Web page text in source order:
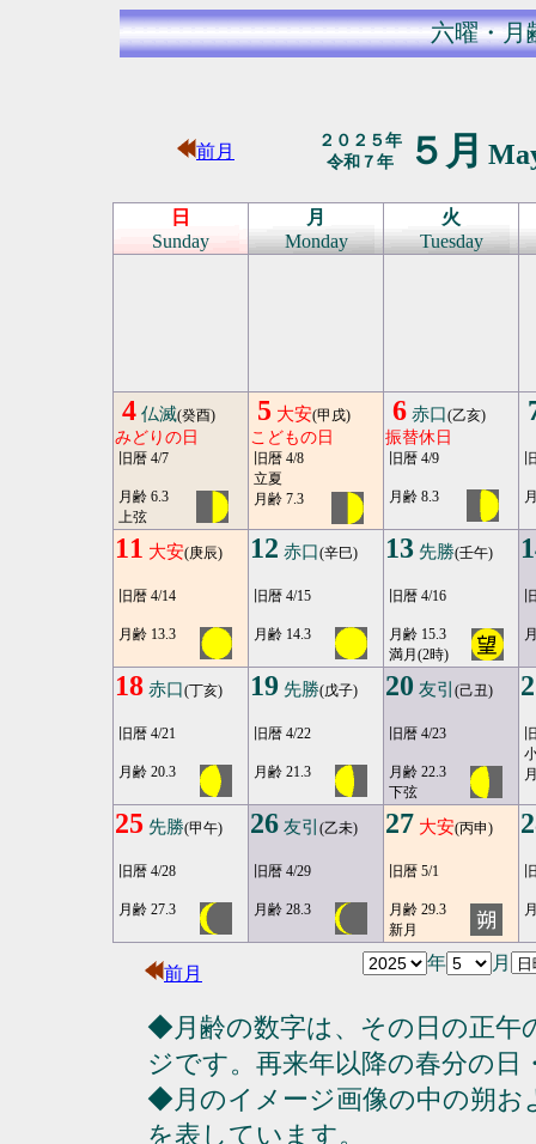
六曜・月
前月
２０２５年
令和７年
５月
日
Sunday
月
Monday
火
Tuesday
4 仏滅(癸酉)
みどりの日
旧暦 4/7
月齢 6.3
上弦
5 大安(甲戌)
こどもの日
旧暦 4/8
立夏
月齢 7.3
6 赤口(乙亥)
振替休日
旧暦 4/9
月齢 8.3
11 大安(庚辰)
旧暦 4/14
月齢 13.3
12 赤口(辛巳)
旧暦 4/15
月齢 14.3
13 先勝(壬午)
旧暦 4/16
月齢 15.3
満月(2時)
18 赤口(丁亥)
旧暦 4/21
月齢 20.3
19 先勝(戊子)
旧暦 4/22
月齢 21.3
20 友引 (己丑)
旧暦 4/23
月齢 22.3
下弦
25 先勝(甲午)
旧暦 4/28
月齢 27.3
26 友引 (乙未)
旧暦 4/29
月齢 28.3
27 大安(丙申)
旧暦 5/1
月齢 29.3
新月
前月
年 月
◆月齢の数字は、その日の正午
ジです。再来年以降の春分の日
◆月のイメージ画像の中の朔
を表しています。